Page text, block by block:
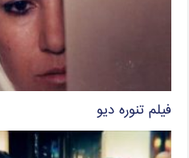
فیلم تنوره دیو